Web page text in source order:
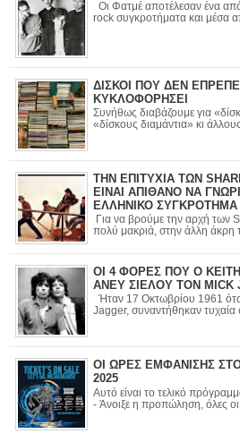
Οι Φατμέ αποτέλεσαν ένα
rock συγκροτήματα και μέσα
ΔΙΣΚΟΙ ΠΟΥ ΔΕΝ
ΚΥΚΛΟΦΟΡΗΣΕΙ
Συνήθως διαβάζουμε για
«δίσκους διαμάντια» κι
ΤΗΝ ΕΠΙΤΥΧΙΑ ΤΩΝ
ΕΙΝΑΙ ΑΠΙΘΑΝΟ ΝΑ
ΕΛΛΗΝΙΚΟ ΣΥΓΚΡΟΤΗΜΑ
Για να βρούμε την αρχή των Sharp Ties, πρέπει να πάμε
πολύ μακριά, στην άλλη άκρη
ΟΙ 4 ΦΟΡΕΣ ΠΟΥ Ο
ΑΝΕΥ ΣΙΕΛΟΥ ΤΟΝ MICK
Ήταν 17 Οκτωβρίου 1961 όταν οι Keith Richards
Jagger, συναντήθηκαν
ΟΙ ΩΡΕΣ ΕΜΦΑΝΙΣΗΣ ΣΤΟ
2025
Αυτό είναι το τελικό πρόγραμμα του Golden R.
- Άνοιξε η προπώληση, όλες οι